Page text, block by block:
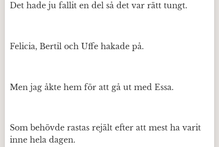
Det hade ju fallit en del så det var rätt tungt.
Felicia, Bertil och Uffe hakade på.
Men jag åkte hem för att gå ut med Essa.
Som behövde rastas rejält efter att mest ha varit
inne hela dagen.